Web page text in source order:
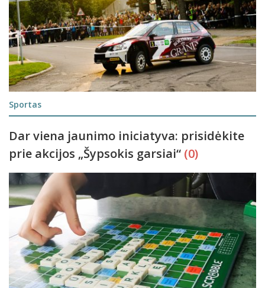
Sportas
Dar viena jaunimo iniciatyva: prisidėkite
prie akcijos „Šypsokis garsiai“ (0)